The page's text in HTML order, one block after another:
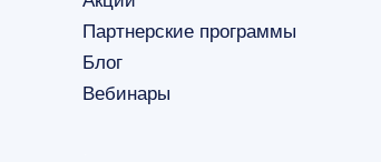
Партнерские программы
Блог
Вебинары